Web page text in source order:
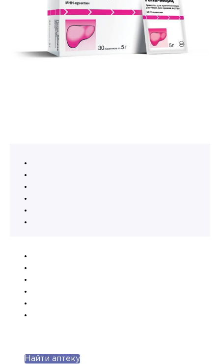
Найти аптеку